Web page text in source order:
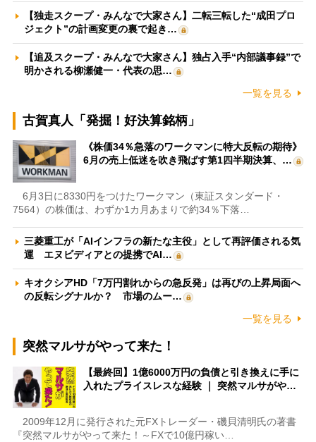
【独走スクープ・みんなで大家さん】二転三転した“成田プロ
ジェクト”の計画変更の裏で起き…
【追及スクープ・みんなで大家さん】独占入手“内部議事録”で
明かされる柳瀬健一・代表の思…
一覧を見る
古賀真人「発掘！好決算銘柄」
《株価34％急落のワークマンに特大反転の期待》
6月の売上低迷を吹き飛ばす第1四半期決算、…
6月3日に8330円をつけたワークマン（東証スタンダード・
7564）の株価は、わずか1カ月あまりで約34％下落…
三菱重工が「AIインフラの新たな主役」として再評価される気
運 エヌビディアとの提携でAI…
キオクシアHD「7万円割れからの急反発」は再びの上昇局面へ
の反転シグナルか？ 市場のムー…
一覧を見る
突然マルサがやって来た！
【最終回】1億6000万円の負債と引き換えに手に
入れたプライスレスな経験 ｜ 突然マルサがや…
2009年12月に発行された元FXトレーダー・磯貝清明氏の著書
『突然マルサがやって来た！～FXで10億円稼い…